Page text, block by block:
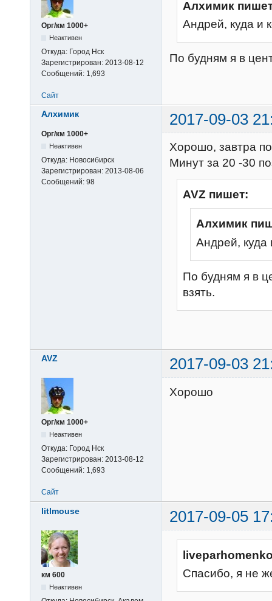
Орг/км 1000+
Неактивен
Откуда: Город Нск
Зарегистрирован: 2013-08-12
Сообщений: 1,693
Алхимик
Андрей, куда и
По будням я в
Сайт
Алхимик 2017-09-03
Орг/км 1000+
Неактивен
Откуда: Новосибирск
Зарегистрирован: 2013-08-06
Сообщений: 98
Хорошо, завтра
Минут за 20 -30
AVZ пишет:
Алхимик
Андрей, куда
По будням я в
взять.
AVZ 2017-09-03
Орг/км 1000+
Неактивен
Откуда: Город Нск
Зарегистрирован: 2013-08-12
Сообщений: 1,693
Хорошо
Сайт
litlmouse 2017-09-05
км 600
Неактивен
Спасибо, я не